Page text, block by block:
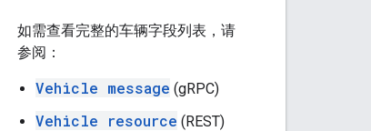
如需查看完整的车辆字段列表，请
参阅：
Vehicle message (gRPC)
Vehicle resource (REST)